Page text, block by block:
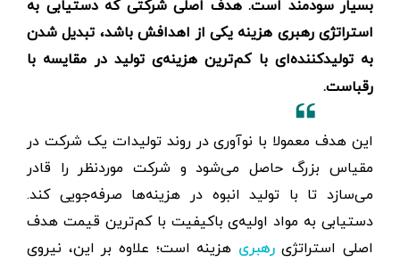
بسیار سودمند است. هدف اصلی شرکتی که دستیابی به
استراتژی رهبری هزینه یکی از اهدافش باشد، تبدیل شدن
به تولید‌کننده‌‌ای با کم‌ترین هزینه‌ی تولید در مقایسه با
رقباست.
این هدف معمولا با نوآوری در روند تولیدات یک شرکت در
مقیاس بزرگ حاصل می‌شود و شرکت موردنظر را قادر
می‌سازد تا با تولید انبوه در هزینه‌ها صرفه‌جویی کند.
دستیابی به مواد اولیه‌‌ی باکیفیت با کم‌ترین قیمت هدف
اصلی استراتژیرهبری هزینه است؛ علاوه بر این، نیروی